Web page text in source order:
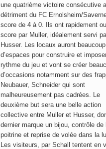
une quatrième victoire consécutive
détriment du FC Ernolsheim/
score de 4 à 0. Ils ont rapidement
score par Muller, idéalement servi
Husser. Les locaux auront beaucoup
d’espaces pour construire et
rythme du jeu et vont se créer
d’occasions notamment sur des
Neubauer, Schneider qui sont
malheureusement pas cadrées. Le
deuxième but sera une belle action
collective entre Muller et Husser,
dernier marque un bijou, contrôle de
poitrine et reprise de volée dans la
Les visiteurs, par Schall tentent en